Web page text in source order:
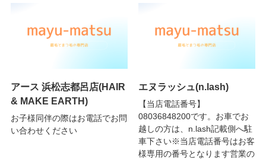
アース 浜松志都呂店(HAIR
& MAKE EARTH)
お子様同伴の際はお電話でお問
い合わせください
エヌラッシュ(n.lash)
【当店電話番号】
08036848200です。お車でお
越しの方は、n.lash記載側へ駐
車下さい※当店電話番号はお客
様専用の番号となります営業の